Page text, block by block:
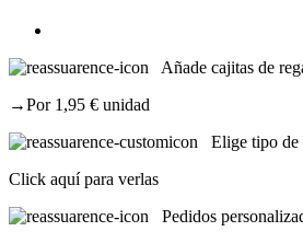
Añade cajitas de
→Por 1,95 € unidad
Elige tipo
Click aquí para verlas
Pedidos